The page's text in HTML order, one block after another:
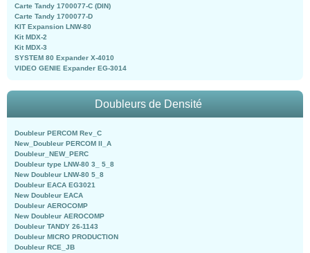
Carte Tandy 1700077-C (DIN)
Carte Tandy 1700077-D
KIT Expansion LNW-80
Kit MDX-2
Kit MDX-3
SYSTEM 80 Expander X-4010
VIDEO GENIE Expander EG-3014
Doubleurs de Densité
Doubleur PERCOM Rev_C
New_Doubleur PERCOM II_A
Doubleur_NEW_PERC
Doubleur type LNW-80 3_ 5_8
New Doubleur LNW-80 5_8
Doubleur EACA EG3021
New Doubleur EACA
Doubleur AEROCOMP
New Doubleur AEROCOMP
Doubleur TANDY 26-1143
Doubleur MICRO PRODUCTION
Doubleur RCE_JB